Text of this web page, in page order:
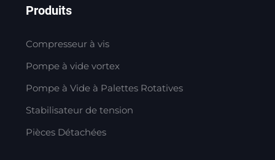
Produits
Compresseur à vis
Pompe à vide vortex
Pompe à Vide à Palettes Rotatives
Stabilisateur de tension
Pièces Détachées